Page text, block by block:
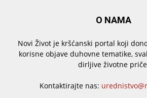
O NAMA
Novi Život je kršćanski portal koji
korisne objave duhovne tematike,
dirljive životne
Kontaktirajte nas: